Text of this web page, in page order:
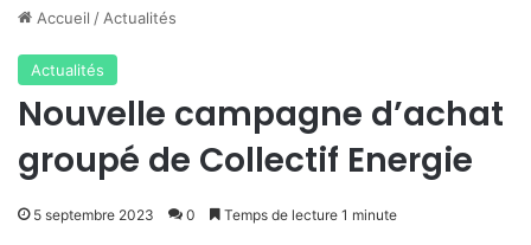
Accueil / Actualités
Actualités
Nouvelle campagne d’achat
groupé de Collectif Energie
5 septembre 2023 0 Temps de lecture 1 minute